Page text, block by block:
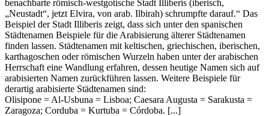
benachbarte römisch-westgotische Stadt Illiberis (iberisch,
„Neustadt“, jetzt Elvira, von arab. Ilbirah) schrumpfte darauf.“ Das
Beispiel der Stadt Illiberis zeigt, dass sich unter den spanischen
Städtenamen Beispiele für die Arabisierung älterer Städtenamen
finden lassen. Städtenamen mit keltischen, griechischen, iberischen,
karthagoschen oder römischen Wurzeln haben unter der arabischen
Herrschaft eine Wandlung erfahren, dessen heutige Namen sich auf
arabisierten Namen zurückführen lassen. Weitere Beispiele für
derartig arabisierte Städtenamen sind:
Olisipone = Al-Usbuna = Lisboa; Caesara Augusta = Sarakusta =
Zaragoza; Corduba = Kurtuba = Córdoba. [...]